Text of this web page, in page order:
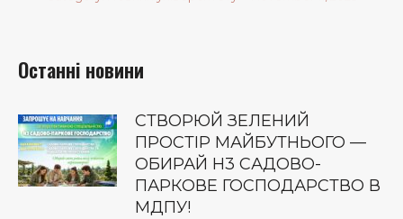
Останні новини
СТВОРЮЙ ЗЕЛЕНИЙ
ПРОСТІР МАЙБУТНЬОГО —
ОБИРАЙ Н3 САДОВО-
ПАРКОВЕ ГОСПОДАРСТВО В
МДПУ!